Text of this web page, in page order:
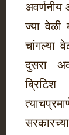
ज्या वेळी
चांगल्या
दुसरा